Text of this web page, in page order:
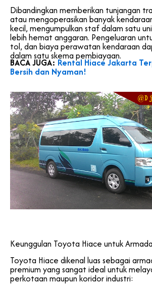
Dibandingkan memberikan tunjangan
atau mengoperasikan banyak
kecil, mengumpulkan staf dalam satu
lebih hemat anggaran. Pengeluaran
tol, dan biaya perawatan kendaraan
dalam satu skema pembiayaan.
BACA JUGA:Rental Hiace Jakarta
Bersih dan Nyaman!
Keunggulan Toyota Hiace untuk
Toyota Hiace dikenal luas sebagai
premium yang sangat ideal untuk
perkotaan maupun koridor industri: